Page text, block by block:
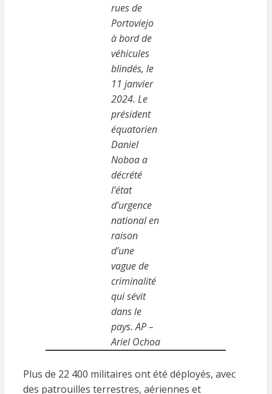
rues de
Portoviejo
à bord de
véhicules
blindés, le
11 janvier
2024. Le
président
équatorien
Daniel
Noboa a
décrété
l’état
d’urgence
national en
raison
d’une
vague de
criminalité
qui sévit
dans le
pays. AP –
Ariel Ochoa
Plus de 22 400 militaires ont été déployés, avec
des patrouilles terrestres, aériennes et